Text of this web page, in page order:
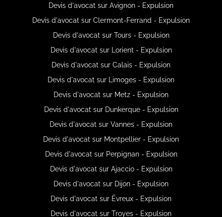
Devis d'avocat sur Avignon - Expulsion
Devis d'avocat sur Clermont-Ferrand - Expulsion
Devis d'avocat sur Tours - Expulsion
Devis d'avocat sur Lorient - Expulsion
Devis d'avocat sur Calais - Expulsion
Devis d'avocat sur Limoges - Expulsion
Devis d'avocat sur Metz - Expulsion
Devis d'avocat sur Dunkerque - Expulsion
Devis d'avocat sur Vannes - Expulsion
Devis d'avocat sur Montpellier - Expulsion
Devis d'avocat sur Perpignan - Expulsion
Devis d'avocat sur Ajaccio - Expulsion
Devis d'avocat sur Dijon - Expulsion
Devis d'avocat sur Évreux - Expulsion
Devis d'avocat sur Troyes - Expulsion